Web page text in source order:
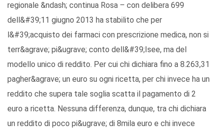
regionale &ndash; continua Rosa – con delibera 699
dell&#39;11 giugno 2013 ha stabilito che per
l&#39;acquisto dei farmaci con prescrizione medica, non si
terr&agrave; pi&ugrave; conto dell&#39;Isee, ma del
modello unico di reddito. Per cui chi dichiara fino a 8.263,31
pagher&agrave; un euro su ogni ricetta, per chi invece ha un
reddito che supera tale soglia scatta il pagamento di 2
euro a ricetta. Nessuna differenza, dunque, tra chi dichiara
un reddito di poco pi&ugrave; di 8mila euro e chi invece